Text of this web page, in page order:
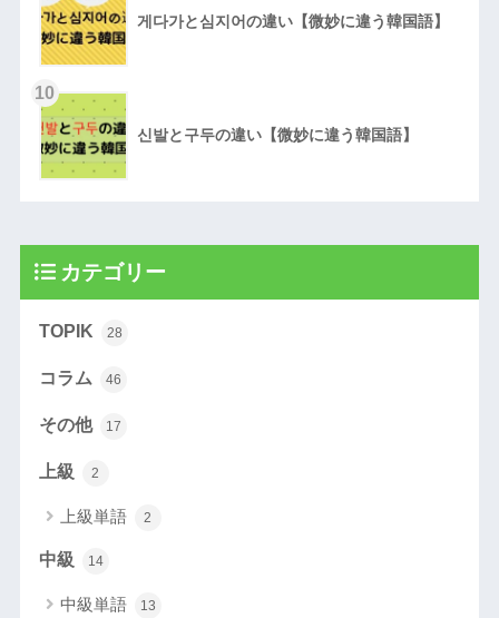
게다가と심지어の違い【微妙に違う韓国語】
10
신발と구두の違い【微妙に違う韓国語】
カテゴリー
TOPIK 28
コラム 46
その他 17
上級 2
上級単語 2
中級 14
中級単語 13